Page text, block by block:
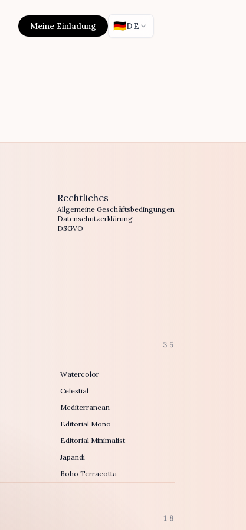
Meine Einladung 🇩🇪DE
Rechtliches
Allgemeine Geschäftsbedingungen
Datenschutzerklärung
DSGVO
35
Watercolor
Celestial
Mediterranean
Editorial Mono
Editorial Minimalist
Japandi
Boho Terracotta
18